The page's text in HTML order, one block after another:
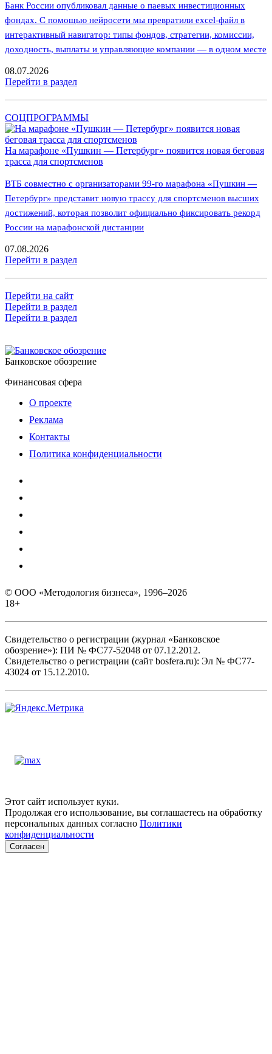
Банк России опубликовал данные о паевых инвестиционных
фондах. С помощью нейросети мы превратили excel-файл в
интерактивный навигатор: типы фондов, стратегии, комиссии,
доходность, выплаты и управляющие компании — в одном месте
08.07.2026
Перейти в раздел
СОЦПРОГРАММЫ
На марафоне «Пушкин — Петербург» появится новая беговая
трасса для спортсменов
ВТБ совместно с организаторами 99-го марафона «Пушкин —
Петербург» представит новую трассу для спортсменов высших
достижений, которая позволит официально фиксировать рекорд
России на марафонской дистанции
07.08.2026
Перейти в раздел
Перейти на сайт
Перейти в раздел
Перейти в раздел
Банковское обозрение
Финансовая сфера
О проекте
Реклама
Контакты
Политика конфиденциальности
© ООО «Методология бизнеса», 1996–2026
18+
Свидетельство о регистрации (журнал «Банковское
обозрение»): ПИ № ФС77-52048 от 07.12.2012.
Свидетельство о регистрации (сайт bosfera.ru): Эл № ФС77-
43024 от 15.12.2010.
Этот сайт использует куки.
Продолжая его использование, вы соглашаетесь на обработку
персональных данных согласно Политики
конфиденциальности
Согласен